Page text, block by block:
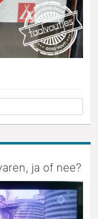
ja of nee?